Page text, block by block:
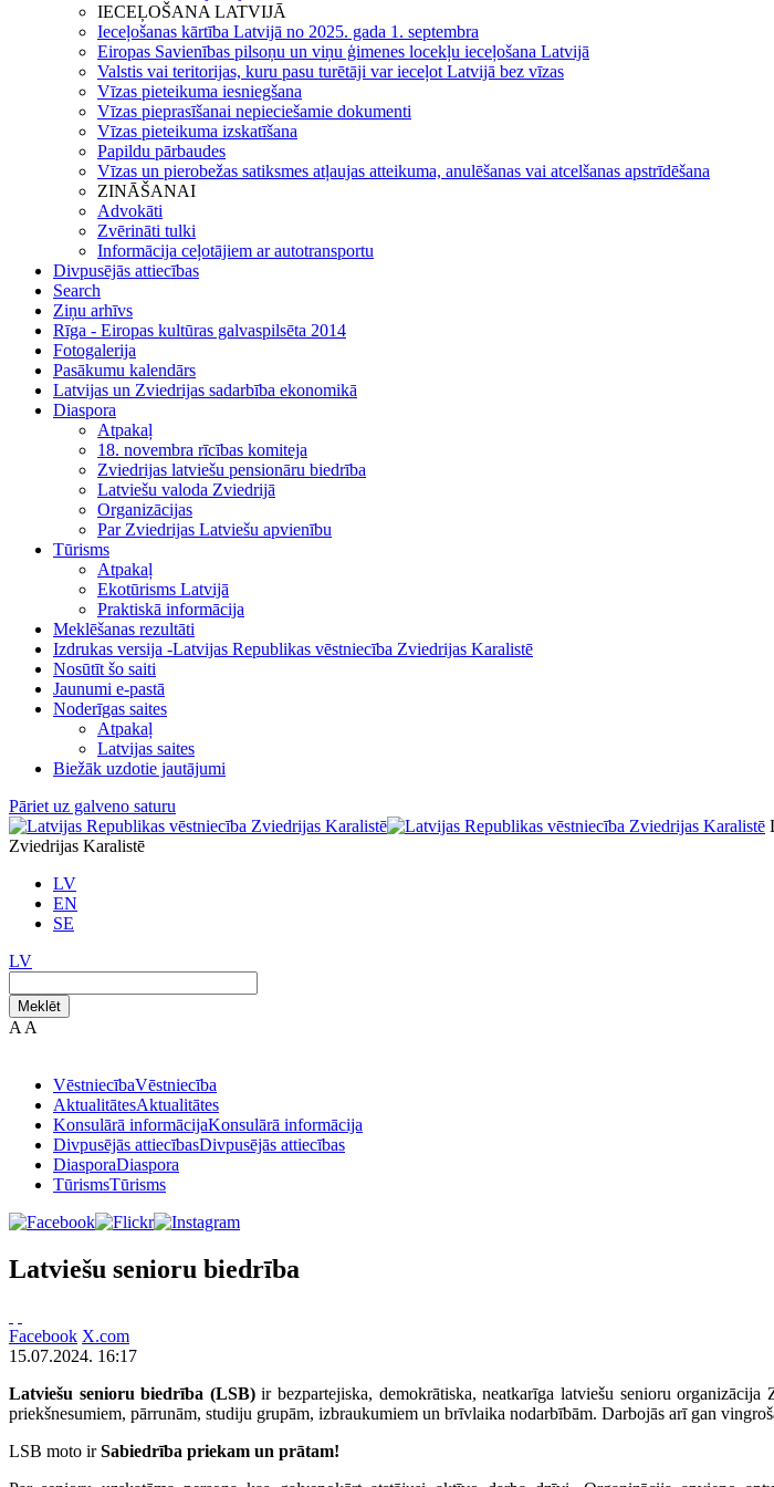
IECEĻOŠANA LATVIJĀ
Ieceļošanas kārtība Latvijā no 2025. gada 1. septembra
Eiropas Savienības pilsoņu un viņu ģimenes locekļu ieceļošana Latvijā
Valstis vai teritorijas, kuru pasu turētāji var ieceļot Latvijā bez vīzas
Vīzas pieteikuma iesniegšana
Vīzas pieprasīšanai nepieciešamie dokumenti
Vīzas pieteikuma izskatīšana
Papildu pārbaudes
Vīzas un pierobežas satiksmes atļaujas atteikuma, anulēšanas vai atcelšanas apstrīdēšana
ZINĀŠANAI
Advokāti
Zvērināti tulki
Informācija ceļotājiem ar autotransportu
Divpusējās attiecības
Search
Ziņu arhīvs
Rīga - Eiropas kultūras galvaspilsēta 2014
Fotogalerija
Pasākumu kalendārs
Latvijas un Zviedrijas sadarbība ekonomikā
Diaspora
Atpakaļ
18. novembra rīcības komiteja
Zviedrijas latviešu pensionāru biedrība
Latviešu valoda Zviedrijā
Organizācijas
Par Zviedrijas Latviešu apvienību
Tūrisms
Atpakaļ
Ekotūrisms Latvijā
Praktiskā informācija
Meklēšanas rezultāti
Izdrukas versija -Latvijas Republikas vēstniecība Zviedrijas Karalistē
Nosūtīt šo saiti
Jaunumi e-pastā
Noderīgas saites
Atpakaļ
Latvijas saites
Biežāk uzdotie jautājumi
Pāriet uz galveno saturu
Zviedrijas Karalistē
LV
EN
SE
LV
Meklēt
A A
VēstniecībaVēstniecība
AktualitātesAktualitātes
Konsulārā informācijaKonsulārā informācija
Divpusējās attiecībasDivpusējās attiecības
DiasporaDiaspora
TūrismsTūrisms
Latviešu senioru biedrība
Facebook X.com
15.07.2024. 16:17
Latviešu senioru biedrība (LSB)ir bezpartejiska, demokrātiska, neatkarīga latviešu senioru
priekšnesumiem, pārrunām, studiju grupām, izbraukumiem un brīvlaika nodarbībām. Darbojās arī gan
LSB moto irSabiedrība priekam un prātam!